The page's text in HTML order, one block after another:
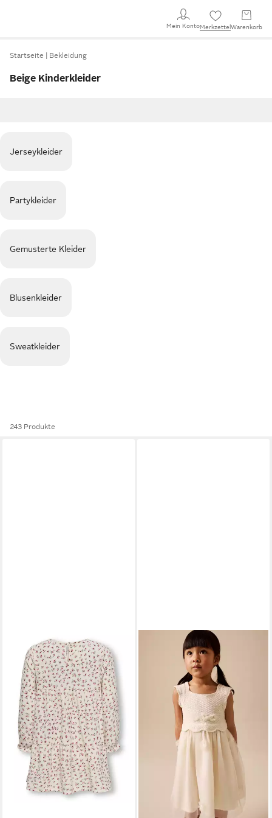
Mein KontoMerkzettel Warenkorb
Startseite Bekleidung
Beige Kinderkleider
Jerseykleider
Partykleider
Gemusterte Kleider
Blusenkleider
Sweatkleider
243 Produkte